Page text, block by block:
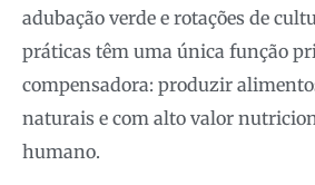
adubação verde e rotações de
práticas têm uma única função
compensadora: produzir
naturais e com alto valor
humano.